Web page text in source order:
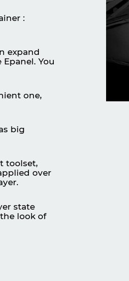
:
expand
You
one,
big
toolset,
over
state
look of